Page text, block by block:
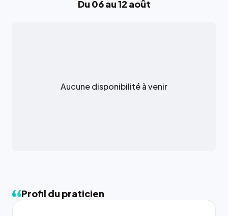
Du 06 au 12 août
Aucune disponibilité à venir
Profil du praticien